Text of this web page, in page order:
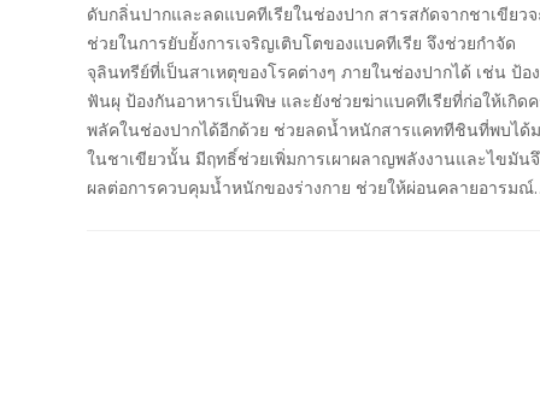
ดับกลิ่นปากและลดแบคทีเรียในช่องปาก สารสกัดจากชาเขียวจ
ช่วยในการยับยั้งการเจริญเติบโตของแบคทีเรีย จึงช่วยกำจัด
จุลินทรีย์ที่เป็นสาเหตุของโรคต่างๆ ภายในช่องปากได้ เช่น ป้อ
ฟันผุ ป้องกันอาหารเป็นพิษ และยังช่วยฆ่าแบคทีเรียที่ก่อให้เกิด
พลัคในช่องปากได้อีกด้วย ช่วยลดน้ำหนักสารแคททีชินที่พบได้
ในชาเขียวนั้น มีฤทธิ์ช่วยเพิ่มการเผาผลาญพลังงานและไขมัน
ผลต่อการควบคุมน้ำหนักของร่างกาย ช่วยให้ผ่อนคลายอารมณ์